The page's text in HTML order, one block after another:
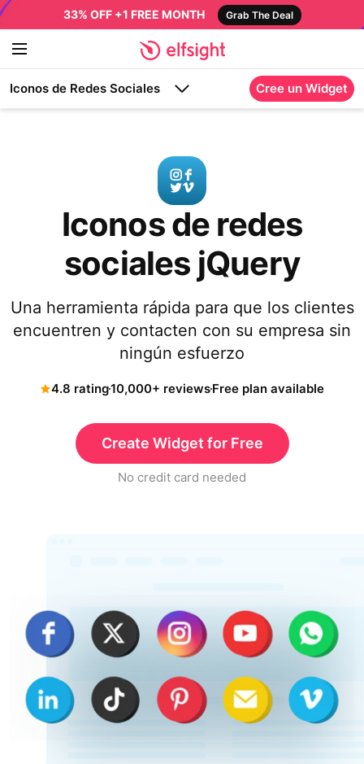
33% OFF +1 FREE MONTH Grab The Deal
Iconos de Redes Sociales Cree un Widget
Iconos de redes
sociales jQuery
Una herramienta rápida para que los clientes
encuentren y contacten con su empresa sin
ningún esfuerzo
4.8 rating10,000+ reviewsFree plan available
Create Widget for Free
No credit card needed